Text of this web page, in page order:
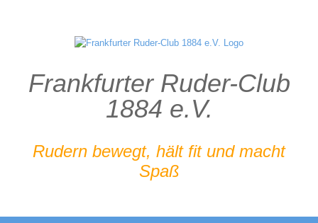
Frankfurter Ruder-Club
1884 e.V.
Rudern bewegt, hält fit und macht
Spaß